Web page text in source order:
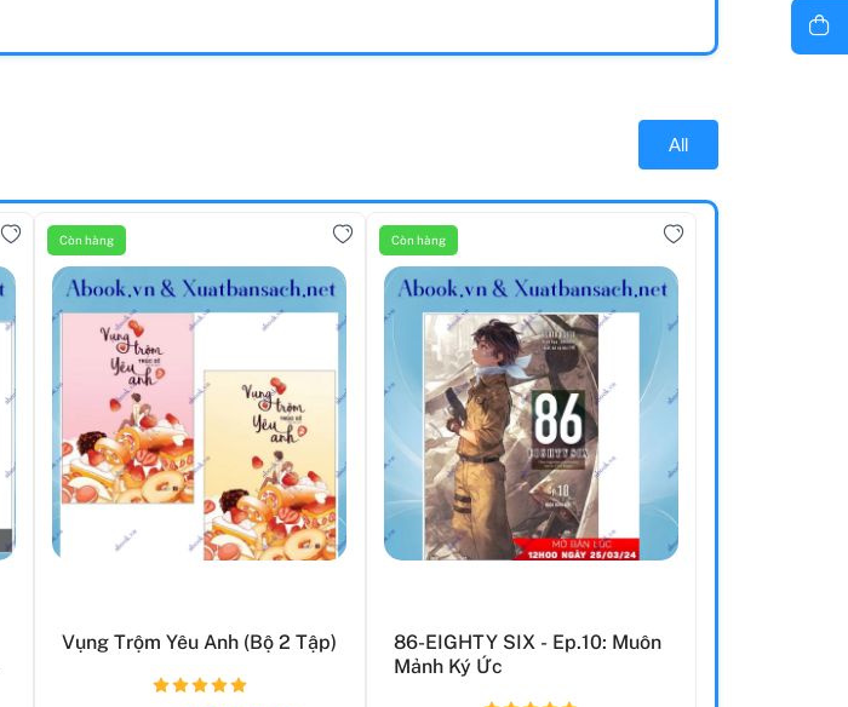
All
Còn hàng
Vụng Trộm Yêu Anh (Bộ 2 Tập)
Còn hàng
86-EIGHTY SIX - Ep.10: Muôn
Mảnh Ký Ức